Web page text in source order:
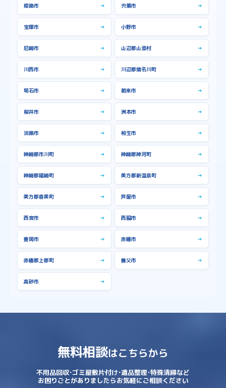
姫路市 → 宍粟市 →
宝塚市 → 小野市 →
尼崎市 → 山辺郡山添村 →
川西市 → 川辺郡猪名川町 →
明石市 → 朝来市 →
桜井市 → 洲本市 →
淡路市 → 相生市 →
神崎郡市川町 → 神崎郡神河町 →
神崎郡福崎町 → 美方郡新温泉町 →
美方郡香美町 → 芦屋市 →
西宮市 → 西脇市 →
豊岡市 → 赤穂市 →
赤穂郡上郡町 → 養父市 →
高砂市 →
無料相談はこちらから
不用品回収･ゴミ屋敷片付け･遺品整理･特殊清掃など
お困りごとがありましたらお気軽にご相談ください